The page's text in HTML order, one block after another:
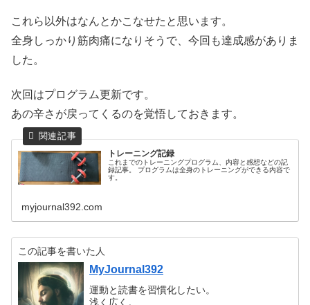
これら以外はなんとかこなせたと思います。
全身しっかり筋肉痛になりそうで、今回も達成感がありま
した。
次回はプログラム更新です。
あの辛さが戻ってくるのを覚悟しておきます。
トレーニング記録
これまでのトレーニングプログラム、内容と感想などの記
録記事。
プログラムは全身のトレーニングができる内容で
す。
myjournal392.com
この記事を書いた人
MyJournal392
運動と読書を習慣化したい。
浅く広く。